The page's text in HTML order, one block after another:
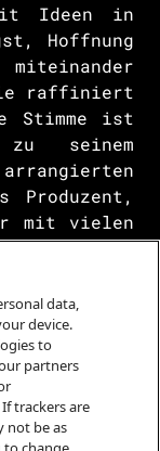
Ideen in
Hoffnung
raffiniert
Stimme ist
seinem
Produzent,
mit vielen
Byrne, FKA
und Black
Road
Flynn nun
data,
device.
to
partners
trackers are
not be as